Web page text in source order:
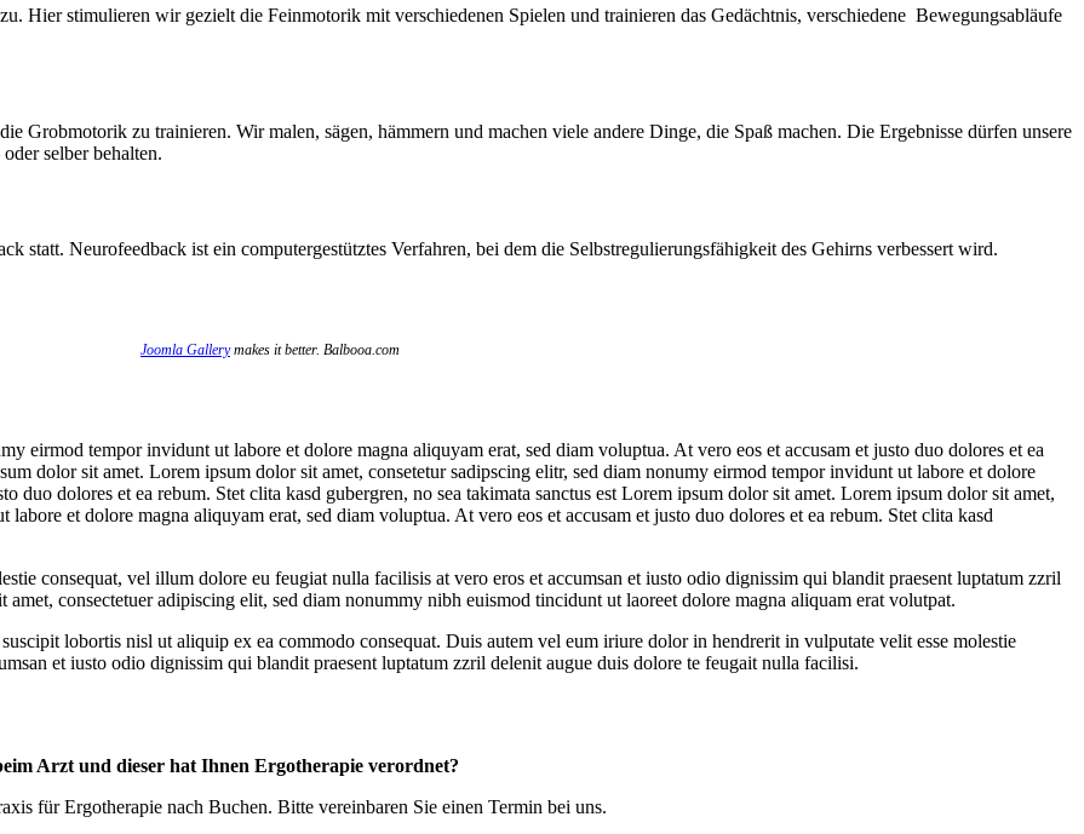
Hier stimulieren wir gezielt die Feinmotorik mit verschiedenen Spielen und trainieren das Gedächtnis, verschiedene Bewegungsabläufe
Grobmotorik zu trainieren. Wir malen, sägen, hämmern und machen viele andere Dinge, die Spaß machen. Die Ergebnisse dürfen unsere
selber behalten.
statt. Neurofeedback ist ein computergestütztes Verfahren, bei dem die Selbstregulierungsfähigkeit des Gehirns verbessert wird.
Joomla Gallerymakes it better. Balbooa.com
eirmod tempor invidunt ut labore et dolore magna aliquyam erat, sed diam voluptua. At vero eos et accusam et justo duo dolores et ea
dolor sit amet. Lorem ipsum dolor sit amet, consetetur sadipscing elitr, sed diam nonumy eirmod tempor invidunt ut labore et dolore
duo dolores et ea rebum. Stet clita kasd gubergren, no sea takimata sanctus est Lorem ipsum dolor sit amet. Lorem ipsum dolor sit amet,
et dolore magna aliquyam erat, sed diam voluptua. At vero eos et accusam et justo duo dolores et ea rebum. Stet clita kasd
consequat, vel illum dolore eu feugiat nulla facilisis at vero eros et accumsan et iusto odio dignissim qui blandit praesent luptatum zzril
consectetuer adipiscing elit, sed diam nonummy nibh euismod tincidunt ut laoreet dolore magna aliquam erat volutpat.
lobortis nisl ut aliquip ex ea commodo consequat. Duis autem vel eum iriure dolor in hendrerit in vulputate velit esse molestie
et iusto odio dignissim qui blandit praesent luptatum zzril delenit augue duis dolore te feugait nulla facilisi.
Arzt und dieser hat Ihnen Ergotherapie verordnet?
für Ergotherapie nach Buchen. Bitte vereinbaren Sie einen Termin bei uns.